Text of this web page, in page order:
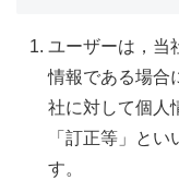
ユーザーは，当
情報である場合
社に対して個人
「訂正等」と
す。